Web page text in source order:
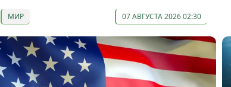
МИР 07 АВГУСТА 2026 02:30